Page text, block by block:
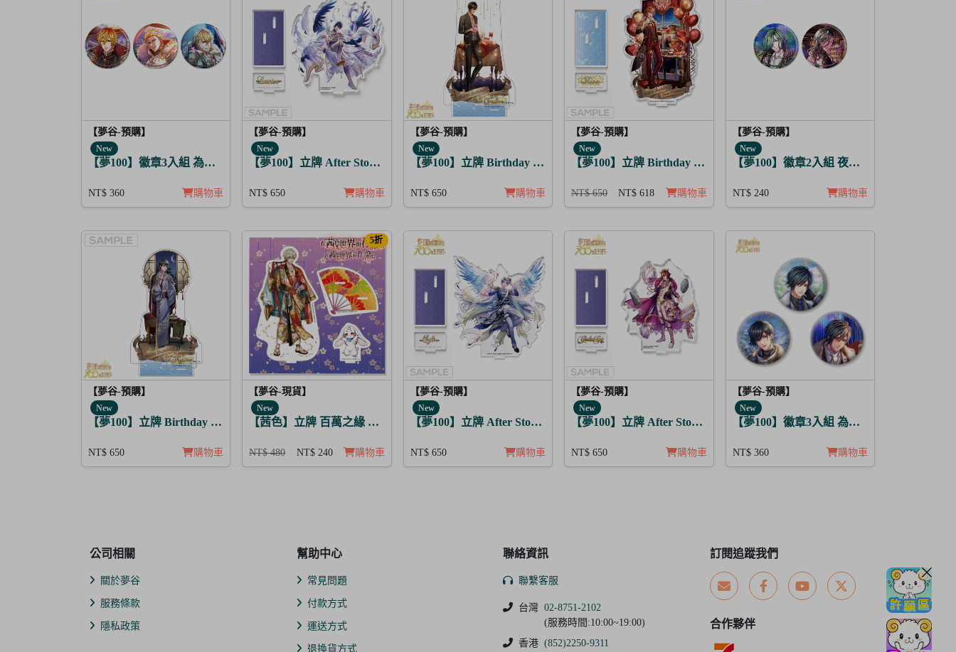
【夢谷-預購】
New
【夢100】徽章3入組 為決心的落幕獻上愛之歌 阿波羅
NT$ 360 購物車
【夢谷-預購】
New
【夢100】立牌 After Story 路希安 日覺
NT$ 650 購物車
【夢谷-預購】
New
【夢100】立牌 Birthday Story 尤里烏斯 月覺
NT$ 650 購物車
【夢谷-預購】
New
【夢100】立牌 Birthday Story 利卡 月覺
NT$ 650 NT$ 618 購物車
【夢谷-預購】
New
【夢100】徽章2入組 夜間綻放的花香調酒
NT$ 240 購物車
【夢谷-預購】
New
【夢100】立牌 Birthday Story 藤目 月覺
NT$ 650 購物車
5折
【夢谷-現貨】
New
【茜色】立牌 百萬之緣 高杉晉作
NT$ 480 NT$ 240 購物車
【夢谷-預購】
New
【夢100】立牌 After Story 賽菲爾 日覺
NT$ 650 購物車
【夢谷-預購】
New
【夢100】立牌 After Story 柴郡貓 日覺
NT$ 650 購物車
【夢谷-預購】
New
【夢100】徽章3入組 為亞特拉斯的聖夜點燃
NT$ 360 購物車
公司相關
關於夢谷
服務條款
隱私政策
幫助中心
常見問題
付款方式
運送方式
退換貨方式
聯絡資訊
聯繫客服
台灣 02-8751-2102
(服務時間:10:00~19:00)
香港 (852)2250-9311
訂閱追蹤我們
合作夥伴